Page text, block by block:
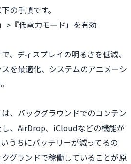
の手順です。
>『低電力モード」を有効
、ディスプレイの明るさを低減、
を最適化、システムのアニメーシ
、バックグラウンドでのコンテン
、AirDrop、iCloudなどの機能が
うちにバッテリーが減ってるの
グランドで稼働していることが原